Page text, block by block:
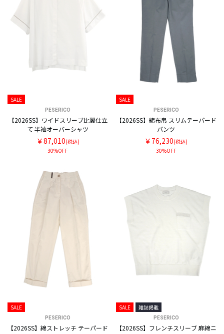
SALE
PESERICO
【2026SS】ワイドスリーブ比翼仕立
て 半袖オーバーシャツ
￥87,010(税込)
30%OFF
SALE
PESERICO
【2026SS】綿布帛 スリムテーパード
パンツ
￥76,230(税込)
30%OFF
SALE
PESERICO
【2026SS】綿ストレッチ テーパード
SALE 雑誌掲載
PESERICO
【2026SS】フレンチスリーブ 麻綿ニ